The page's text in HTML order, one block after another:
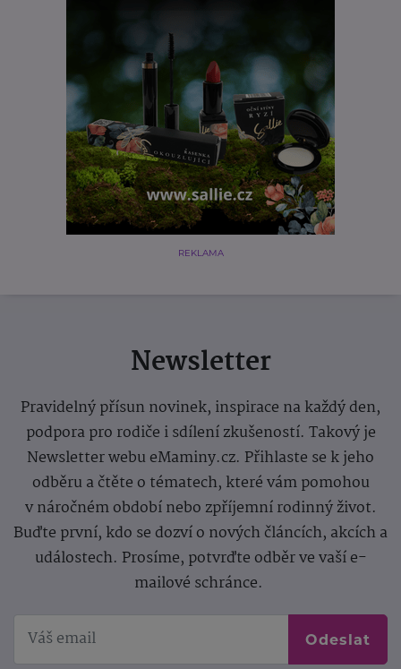
REKLAMA
Newsletter
Pravidelný přísun novinek, inspirace na každý den,
podpora pro rodiče i sdílení zkušeností. Takový je
Newsletter webu eMaminy.cz. Přihlaste se k jeho
odběru a čtěte o tématech, které vám pomohou
v náročném období nebo zpříjemní rodinný život.
Buďte první, kdo se dozví o nových článcích, akcích a
událostech. Prosíme, potvrďte odběr ve vaší e-
mailové schránce.
Odeslat